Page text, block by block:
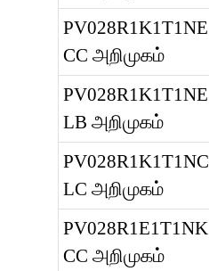
PV028R1K1T1NE
CC அறிமுகம்
PV028R1K1T1NE
LB அறிமுகம்
PV028R1K1T1NC
LC அறிமுகம்
PV028R1E1T1NK
CC அறிமுகம்